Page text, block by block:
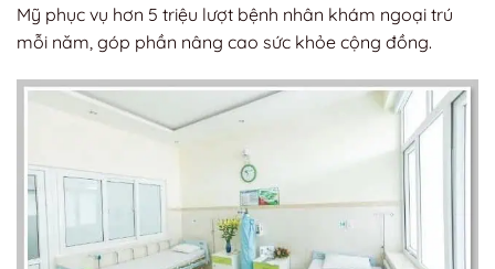
Mỹ phục vụ hơn 5 triệu lượt bệnh nhân khám ngoại trú
mỗi năm, góp phần nâng cao sức khỏe cộng đồng.